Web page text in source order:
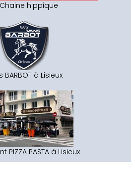
hippique
BARBOT à Lisieux
PIZZA PASTA à Lisieux